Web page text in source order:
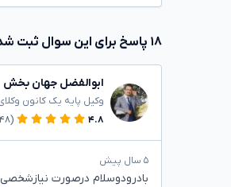
۱۸ پاسخ برای این سوال ثبت شده
ابوالفضل جهان بخش
وکیل پایه یک کانون
۴.۸
(۱۲۴۸)
۵ سال پیش
بادرودوسلام درصورت